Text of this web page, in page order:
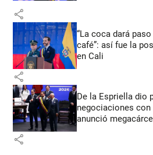
share
“La coca dará
café”: así fue la
en Cali
share
De la Espriella dio
negociaciones
anunció
share